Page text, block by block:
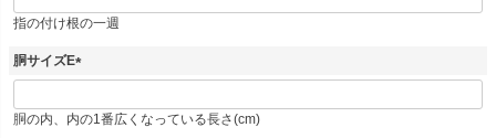
必
須
指の付け根の一週
胴サイズE
(
必
須
胴の内、内の1番広くなっている長さ(cm)